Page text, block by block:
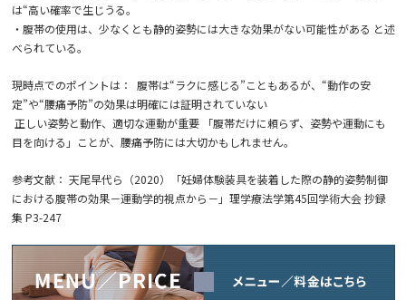
は“高い確率で生じうる。
・腹帯の使用は、少なくとも静的姿勢には大きな効果がない可能性がある と述
べられている。
現時点でのポイントは：
腹帯は“ラクに感じる”こともあるが、“動作の安
定”や“腰痛予防”の効果は明確には証明されていない
正しい姿勢と動作、適切な運動が重要 「腹帯だけに頼らず、姿勢や運動にも
目を向ける」ことが、腰痛予防には大切かもしれません。
参考文献： 天尾早代ら（2020）「妊婦体験装具を装着した際の静的姿勢制御
における腹帯の効果－運動学的視点から－」理学療法学第45回学術大会 抄録
集 P3-247